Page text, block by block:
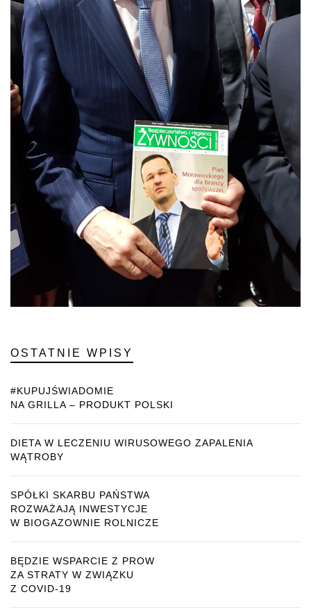
OSTATNIE WPISY
#KUPUJŚWIADOMIE
NA GRILLA – PRODUKT POLSKI
DIETA W LECZENIU WIRUSOWEGO ZAPALENIA
WĄTROBY
SPÓŁKI SKARBU PAŃSTWA
ROZWAŻAJĄ INWESTYCJE
W BIOGAZOWNIE ROLNICZE
BĘDZIE WSPARCIE Z PROW
ZA STRATY W ZWIĄZKU
Z COVID-19